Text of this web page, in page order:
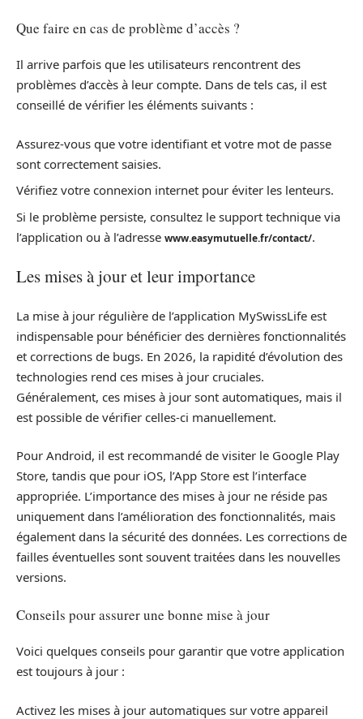
Que faire en cas de problème d’accès ?
Il arrive parfois que les utilisateurs rencontrent des
problèmes d’accès à leur compte. Dans de tels cas, il est
conseillé de vérifier les éléments suivants :
Assurez-vous que votre identifiant et votre mot de passe
sont correctement saisies.
Vérifiez votre connexion internet pour éviter les lenteurs.
Si le problème persiste, consultez le support technique via
l’application ou à l’adresse www.easymutuelle.fr/contact/.
Les mises à jour et leur importance
La mise à jour régulière de l’application MySwissLife est
indispensable pour bénéficier des dernières fonctionnalités
et corrections de bugs. En 2026, la rapidité d’évolution des
technologies rend ces mises à jour cruciales.
Généralement, ces mises à jour sont automatiques, mais il
est possible de vérifier celles-ci manuellement.
Pour Android, il est recommandé de visiter le Google Play
Store, tandis que pour iOS, l’App Store est l’interface
appropriée. L’importance des mises à jour ne réside pas
uniquement dans l’amélioration des fonctionnalités, mais
également dans la sécurité des données. Les corrections de
failles éventuelles sont souvent traitées dans les nouvelles
versions.
Conseils pour assurer une bonne mise à jour
Voici quelques conseils pour garantir que votre application
est toujours à jour :
Activez les mises à jour automatiques sur votre appareil